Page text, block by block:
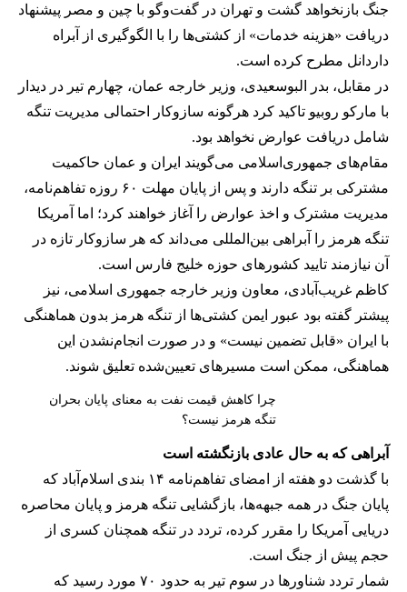
جنگ بازنخواهد گشت و تهران در گفت‌وگو با چین و مصر پیشنهاد
دریافت «هزینه خدمات» از کشتی‌ها را با الگوگیری از آبراه
داردانل مطرح کرده است.
در مقابل، بدر البوسعیدی، وزیر خارجه عمان، چهارم تیر در دیدار
با مارکو روبیو تاکید کرد هرگونه سازوکار احتمالی مدیریت تنگه
شامل دریافت عوارض نخواهد بود.
مقام‌های جمهوری‌اسلامی می‌گویند ایران و عمان حاکمیت
مشترکی بر تنگه دارند و پس از پایان مهلت ۶۰ روزه تفاهم‌نامه،
مدیریت مشترک و اخذ عوارض را آغاز خواهند کرد؛ اما آمریکا
تنگه هرمز را آبراهی بین‌المللی می‌داند که هر سازوکار تازه در
آن نیازمند تایید کشورهای حوزه خلیج فارس است.
کاظم غریب‌آبادی، معاون وزیر خارجه جمهوری اسلامی، نیز
پیشتر گفته بود عبور ایمن کشتی‌ها از تنگه هرمز بدون هماهنگی
با ایران «قابل تضمین نیست» و در صورت انجام‌نشدن این
هماهنگی، ممکن است مسیرهای تعیین‌شده تعلیق شوند.
چرا کاهش قیمت نفت به معنای پایان بحران
تنگه هرمز نیست؟
آبراهی که به حال عادی بازنگشته است
با گذشت دو هفته از امضای تفاهم‌نامه ۱۴ بندی اسلام‌آباد که
پایان جنگ در همه جبهه‌ها، بازگشایی تنگه هرمز و پایان محاصره
دریایی آمریکا را مقرر کرده، تردد در تنگه همچنان کسری از
حجم پیش از جنگ است.
شمار تردد شناورها در سوم تیر به حدود ۷۰ مورد رسید که